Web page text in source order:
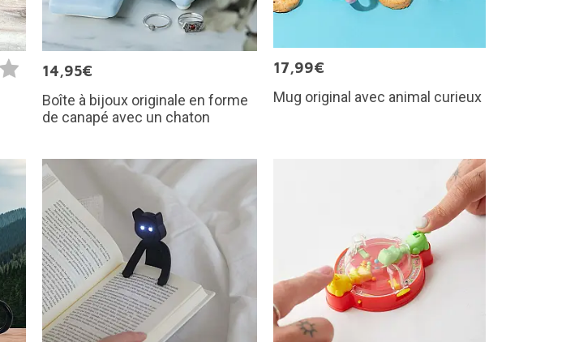
14,95€
Boîte à bijoux originale en forme
de canapé avec un chaton
17,99€
Mug original avec animal curieux